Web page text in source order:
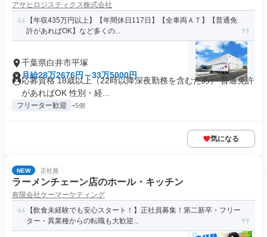
アサヒロジスティクス株式会社
【年収435万円以上】【年間休日117日】【全車両ＡＴ】【普通免
許があればOK】など多くの...
千葉県白井市平塚
月給28万2676円～33万5000円
応募資格 18歳以上（22時以降深夜勤務を含むため） 普通免許
があればOK 性別・経...
フリーター歓迎 +5個
気になる
NEW 正社員
ラーメンチェーン店のホール・キッチン
有限会社ケーマーケティング
【飲食未経験でも安心スタート！】正社員募集！第二新卒・フリー
ター・異業種からの転職も大歓迎...